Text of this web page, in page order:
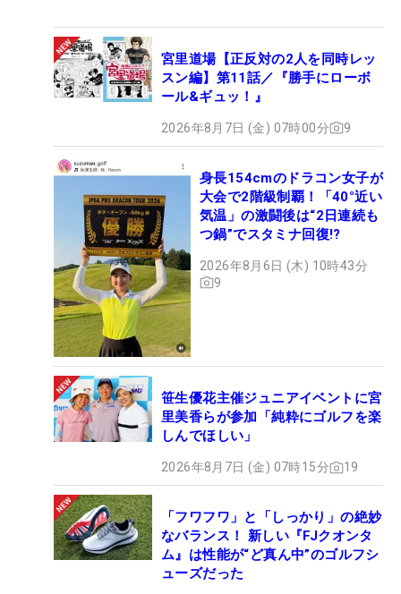
宮里道場【正反対の2人を同時レッ
スン編】第11話／『勝手にローボ
ール&ギュッ！』
2026年8月7日 (金) 07時00分 9
身長154cmのドラコン女子が
大会で2階級制覇！「40°近い
気温」の激闘後は“2日連続も
つ鍋”でスタミナ回復!?
2026年8月6日 (木) 10時43分
9
笹生優花主催ジュニアイベントに宮
里美香らが参加「純粋にゴルフを楽
しんでほしい」
2026年8月7日 (金) 07時15分 19
「フワフワ」と「しっかり」の絶妙
なバランス！ 新しい『FJクオンタ
ム』は性能が“ど真ん中”のゴルフシ
ューズだった